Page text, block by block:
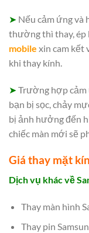
➤ Nếu cảm ứng và
thường thì thay, ép
mobile xin cam kết
khi thay kính.
➤Trường hợp cảm
bạn bị sọc, chảy
bị ảnh hưởng đến
chiếc màn mới sẽ
Giá thay mặt
Dịch vụ khác về
Thay màn hình
Thay pin